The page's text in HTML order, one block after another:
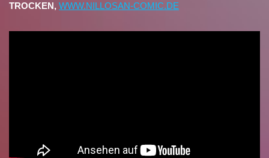
TROCKEN, WWW.NILLOSAN-COMIC.DE